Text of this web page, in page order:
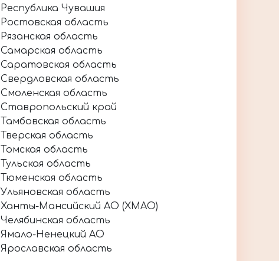
Республика Чувашия
Ростовская область
Рязанская область
Самарская область
Саратовская область
Свердловская область
Смоленская область
Ставропольский край
Тамбовская область
Тверская область
Томская область
Тульская область
Тюменская область
Ульяновская область
Ханты-Мансийский АО (ХМАО)
Челябинская область
Ямало-Ненецкий АО
Ярославская область